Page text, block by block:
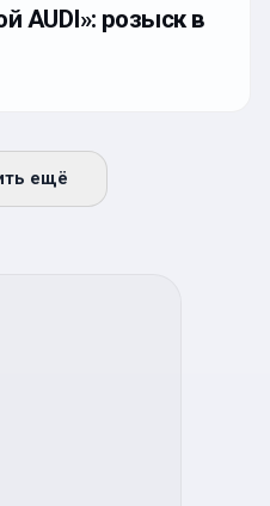
AUDI»: розыск в
ещё